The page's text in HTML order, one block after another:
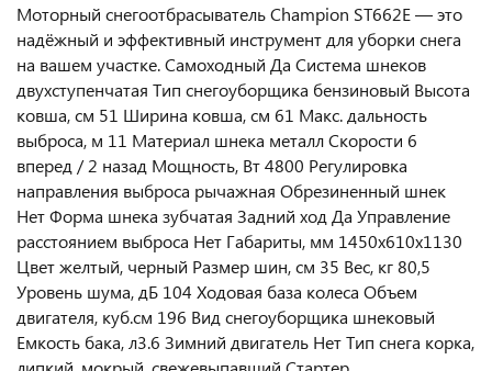
Моторный снегоотбрасыватель Champion ST662E — это
надёжный и эффективный инструмент для уборки снега
на вашем участке. Самоходный Да Система шнеков
двухступенчатая Тип снегоуборщика бензиновый Высота
ковша, см 51 Ширина ковша, см 61 Макс. дальность
выброса, м 11 Материал шнека металл Скорости 6
вперед / 2 назад Мощность, Вт 4800 Регулировка
направления выброса рычажная Обрезиненный шнек
Нет Форма шнека зубчатая Задний ход Да Управление
расстоянием выброса Нет Габариты, мм 1450x610x1130
Цвет желтый, черный Размер шин, см 35 Вес, кг 80,5
Уровень шума, дБ 104 Ходовая база колеса Объем
двигателя, куб.см 196 Вид снегоуборщика шнековый
Емкость бака, л3.6 Зимний двигатель Нет Тип снега корка,